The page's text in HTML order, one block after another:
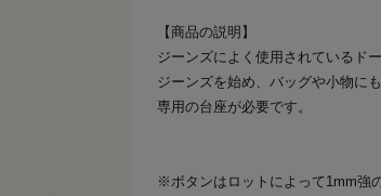
【商品の説明】
ジーンズによく使用されているド
ジーンズを始め、バッグや小物に
専用の台座が必要です。
※ボタンはロットによって1mm強